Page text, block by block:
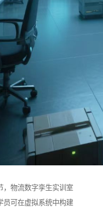
，物流数字孪生实训室
员可在虚拟系统中构建